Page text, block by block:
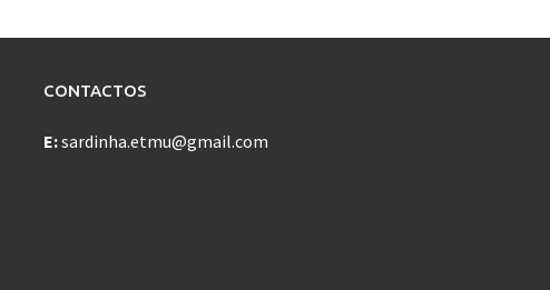
CONTACTOS
E:sardinha.etmu@gmail.com